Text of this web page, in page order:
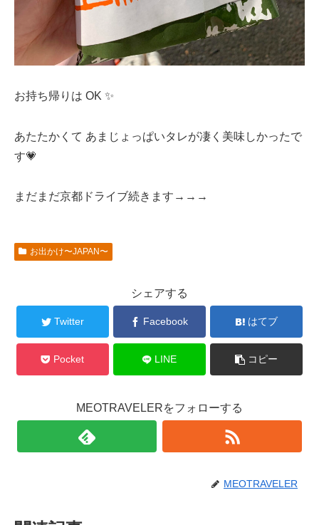
お持ち帰りは OK ✨
あたたかくて あまじょっぱいタレが凄く美味しかったで
す💗
まだまだ京都ドライブ続きます→→→
お出かけ〜JAPAN〜
シェアする
Twitter Facebook はてブ
Pocket LINE コピー
MEOTRAVELERをフォローする
MEOTRAVELER